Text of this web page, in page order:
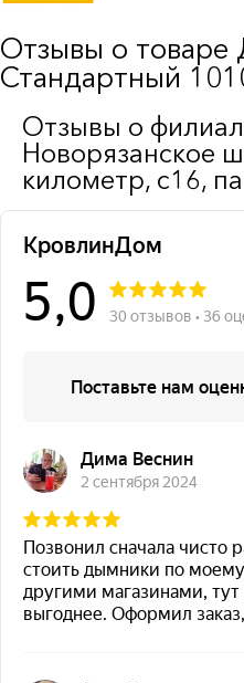
Отзывы о
Стандартный
Отзывы о
Новорязанское
километр, с16,